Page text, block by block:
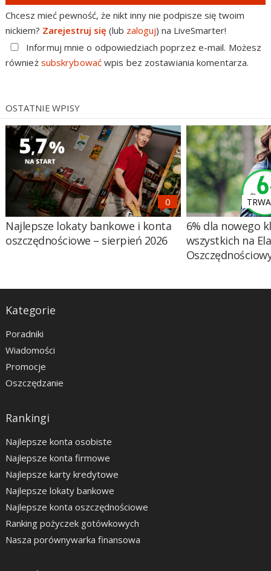
Chcesz mieć pewność, że nikt inny nie podpisze się twoim
nickiem? Zarejestruj się (lub zaloguj) na LiveSmarter!
Informuj mnie o odpowiedziach poprzez e-mail. Możesz
również subskrybowaćwpis bez zostawiania komentarza.
OSTATNIE WPISY
Najlepsze lokaty bankowe i konta
oszczędnościowe – sierpień 2026
6% dla nowego
wszystkich na
Kategorie
Poradniki
Wiadomości
Promocje
Oszczędzanie
Rankingi
Najlepsze konta osobiste
Najlepsze konta firmowe
Najlepsze karty kredytowe
Najlepsze lokaty bankowe
Najlepsze konta oszczędnościowe
Ranking pożyczek gotówkowych
Nasza porównywarka finansowa